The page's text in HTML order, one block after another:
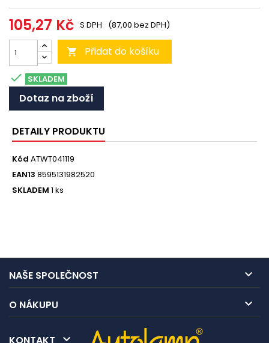
105,27 Kč S DPH (87,00 bez DPH)
 Přidat do košíku
 SKLADEM
Dotaz na zboží
DETAILY PRODUKTU
Kód ATWT041119
EAN13 8595131982520
SKLADEM 1 ks
NAŠE SPOLEČNOST 
O NÁKUPU 
